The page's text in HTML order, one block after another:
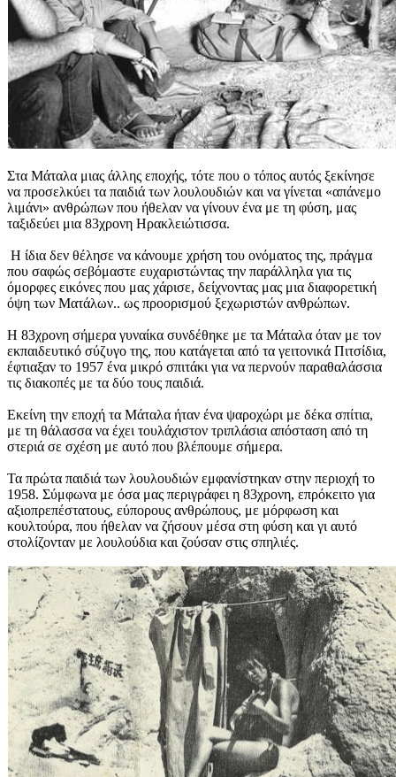
Στα Μάταλα μιας άλλης εποχής, τότε που ο τόπος αυτός ξεκίνησε
να προσελκύει τα παιδιά των λουλουδιών και να γίνεται «απάνεμο
λιμάνι» ανθρώπων που ήθελαν να γίνουν ένα με τη φύση, μας
ταξιδεύει μια 83χρονη Ηρακλειώτισσα.
Η ίδια δεν θέλησε να κάνουμε χρήση του ονόματος της, πράγμα
που σαφώς σεβόμαστε ευχαριστώντας την παράλληλα για τις
όμορφες εικόνες που μας χάρισε, δείχνοντας μας μια διαφορετική
όψη των Ματάλων.. ως προορισμού ξεχωριστών ανθρώπων.
Η 83χρονη σήμερα γυναίκα συνδέθηκε με τα Μάταλα όταν με τον
εκπαιδευτικό σύζυγο της, που κατάγεται από τα γειτονικά Πιτσίδια,
έφτιαξαν το 1957 ένα μικρό σπιτάκι για να περνούν παραθαλάσσια
τις διακοπές με τα δύο τους παιδιά.
Εκείνη την εποχή τα Μάταλα ήταν ένα ψαροχώρι με δέκα σπίτια,
με τη θάλασσα να έχει τουλάχιστον τριπλάσια απόσταση από τη
στεριά σε σχέση με αυτό που βλέπουμε σήμερα.
Τα πρώτα παιδιά των λουλουδιών εμφανίστηκαν στην περιοχή το
1958. Σύμφωνα με όσα μας περιγράφει η 83χρονη, επρόκειτο για
αξιοπρεπέστατους, εύπορους ανθρώπους, με μόρφωση και
κουλτούρα, που ήθελαν να ζήσουν μέσα στη φύση και γι αυτό
στολίζονταν με λουλούδια και ζούσαν στις σπηλιές.